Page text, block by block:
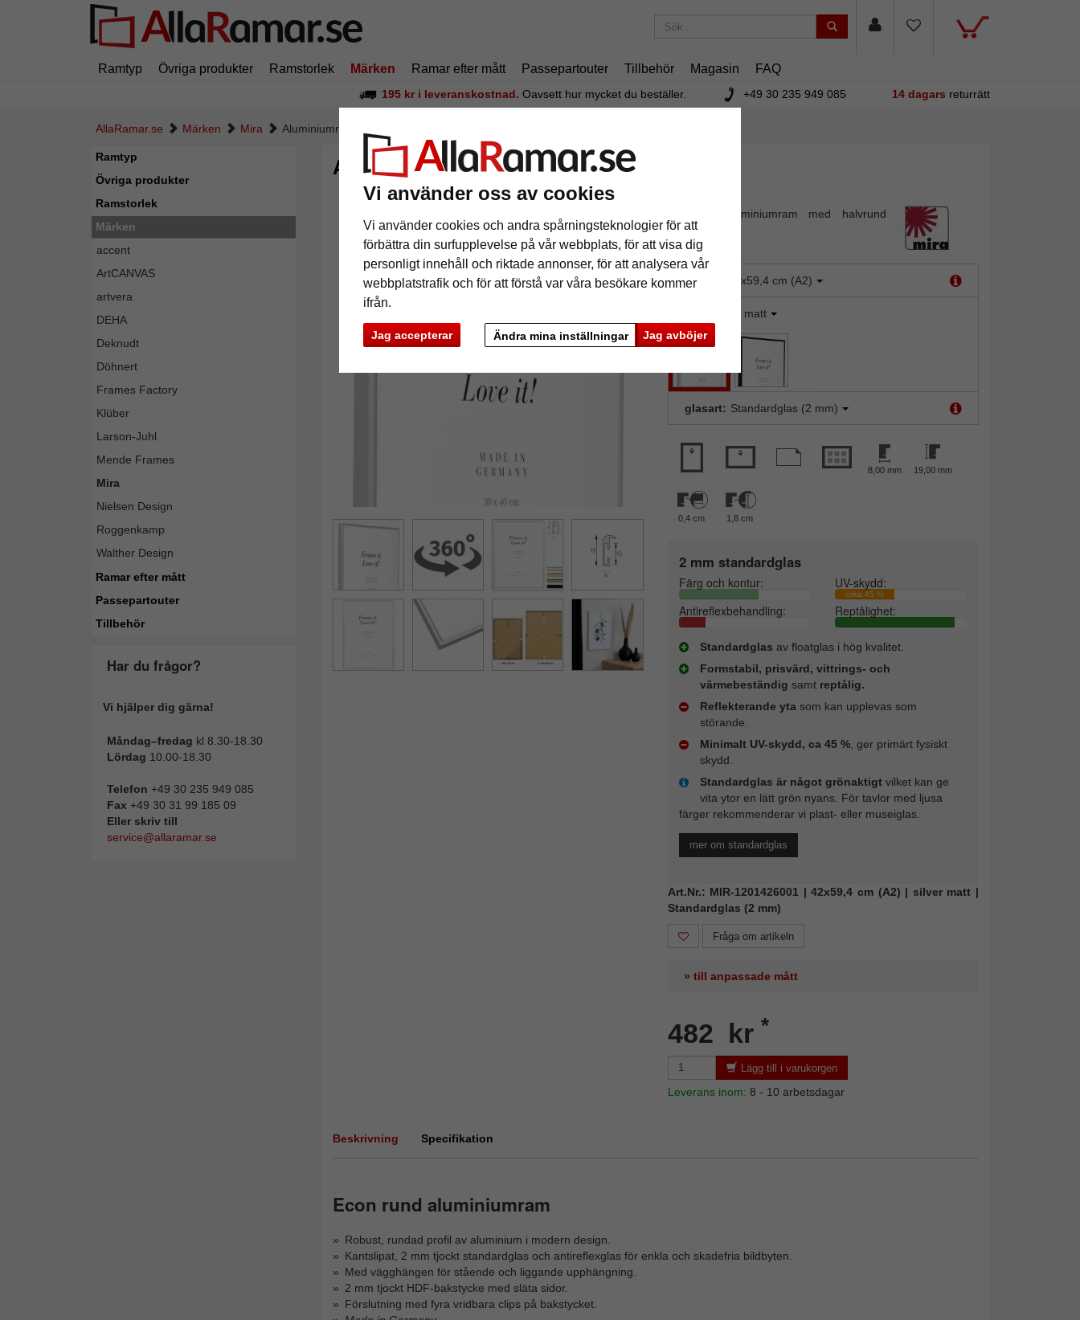
Vi använder oss av cookies
Vi använder cookies och andra spårningsteknologier för att
förbättra din surfupplevelse på vår webbplats, för att visa dig
personligt innehåll och riktade annonser, för att analysera vår
webbplatstrafik och för att förstå var våra besökare kommer
ifrån.
Jag accepterar Jag avböjer
Ändra mina inställningar
Ramtyp Övriga produkter Ramstorlek Märken Ramar efter mått Passepartouter Tillbehör Magasin FAQ
195 kr i leveranskostnad. Oavsett hur mycket du beställer. +49 30 235 949 085 14 dagars returrätt
AllaRamar.se Märken Mira Aluminiumram Econ rund
Ramtyp
Övriga produkter
Ramstorlek
Märken
accent
ArtCANVAS
artvera
DEHA
Deknudt
Döhnert
Frames Factory
Klüber
Larson-Juhl
Mende Frames
Mira
Nielsen Design
Roggenkamp
Walther Design
Ramar efter mått
Passepartouter
Tillbehör
Har du frågor?
Vi hjälper dig gärna!
Måndag–fredag kl 8.30-18.30
Lördag 10.00-18.30
Telefon +49 30 235 949 085
Fax +49 30 31 99 185 09
Eller skriv till
service@allaramar.se
Aluminiumram Econ rund
Standard aluminiumram med halvrund
profil
format: 42x59,4 cm (A2)
silver matt
glasart: Standardglas (2 mm)
8,00 mm 19,00 mm
0,4 cm 1,8 cm
2 mm standardglas
Färg och kontur: UV-skydd:
cirka 45 %
Antireflexbehandling: Reptålighet:
Standardglas av floatglas i hög kvalitet.
Formstabil, prisvärd, vittrings- och
värmebeständig samt reptålig.
Reflekterande yta som kan upplevas som
störande.
Minimalt UV-skydd, ca 45 %, ger primärt fysiskt
skydd.
Standardglas är något grönaktigtvilket kan ge
vita ytor en lätt grön nyans. För tavlor med ljusa
färger rekommenderar vi plast- eller museiglas.
mer om standardglas
Art.Nr.: MIR-1201426001 | 42x59,4 cm (A2) | silver matt |
Standardglas (2 mm)
Fråga om artikeln
» till anpassade mått
482 kr *
Lägg till i varukorgen
Leverans inom: 8 - 10 arbetsdagar
Beskrivning Specifikation
Econ rund aluminiumram
Robust, rundad profil av aluminium i modern design.
Kantslipat, 2 mm tjockt standardglas och antireflexglas för enkla och skadefria bildbyten.
Med vägghängen för stående och liggande upphängning.
2 mm tjockt HDF-bakstycke med släta sidor.
Förslutning med fyra vridbara clips på bakstycket.